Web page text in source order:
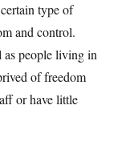
type of
and control.
as people living in
of freedom
or have little